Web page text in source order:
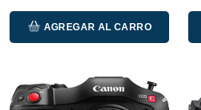
AGREGAR AL CARRO